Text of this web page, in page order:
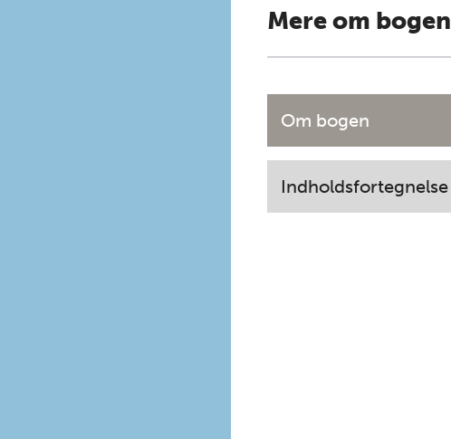
Mere om bogen
Om bogen
Indholdsfortegnelse